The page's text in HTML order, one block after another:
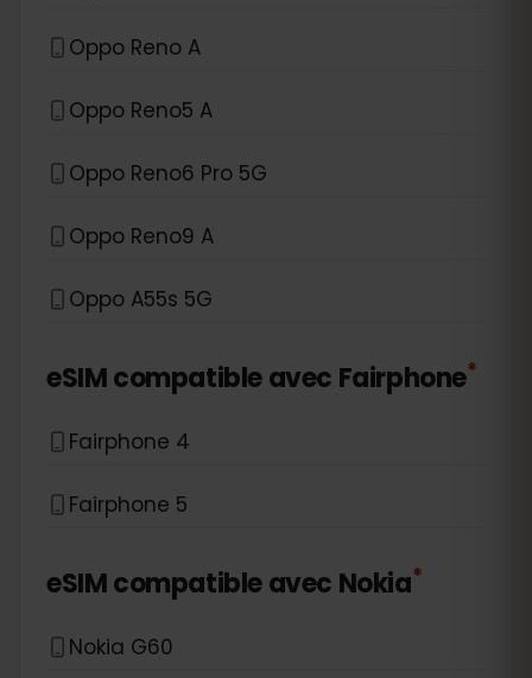
Oppo Reno A
Oppo Reno5 A
Oppo Reno6 Pro 5G
Oppo Reno9 A
Oppo A55s 5G
eSIM compatible avec Fairphone*
Fairphone 4
Fairphone 5
eSIM compatible avec Nokia*
Nokia G60